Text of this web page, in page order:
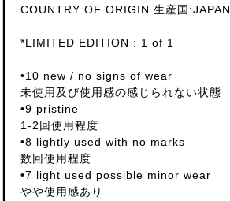
COUNTRY OF ORIGIN 生産国:JAPAN
*LIMITED EDITION : 1 of 1
•10 new / no signs of wear
未使用及び使用感の感じられない状態
•9 pristine
1-2回使用程度
•8 lightly used with no marks
数回使用程度
•7 light used possible minor wear
やや使用感あり